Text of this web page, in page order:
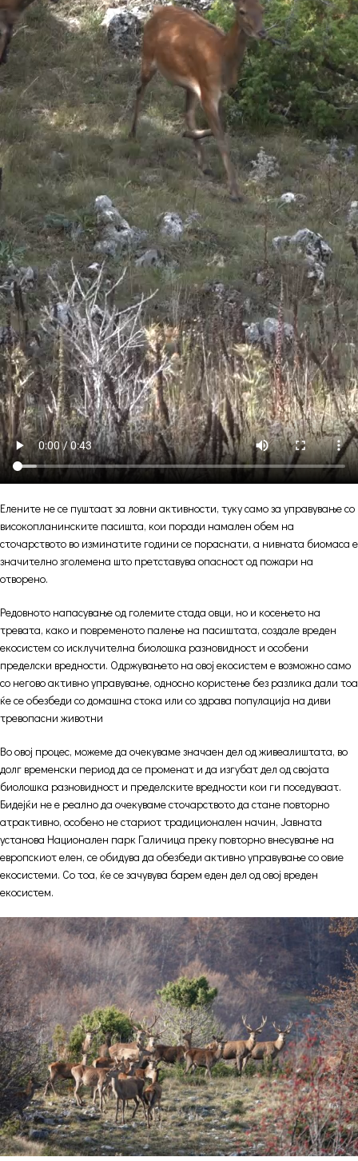
Елените не се пуштаат за ловни активности, туку само за управување со
високопланинските пасишта, кои поради намален обем на
сточарството во изминатите години се пораснати, а нивната биомаса е
значително зголемена што претставува опасност од пожари на
отворено.
Редовното напасување од големите стада овци, но и косењето на
тревата, како и повременото палење на пасиштата, создале вреден
екосистем со исклучителна биолошка разновидност и особени
пределски вредности. Одржувањето на овој екосистем е возможно само
со негово активно управување, односно користење без разлика дали тоа
ќе се обезбеди со домашна стока или со здрава популација на диви
тревопасни животни
Во овој процес, можеме да очекуваме значаен дел од живеалиштата, во
долг временски период да се променат и да изгубат дел од својата
биолошка разновидност и пределските вредности кои ги поседуваат.
Бидејќи не е реално да очекуваме сточарството да стане повторно
атрактивно, особено не стариот традиционален начин, Јавната
установа Национален парк Галичица преку повторно внесување на
европскиот елен, се обидува да обезбеди активно управување со овие
екосистеми. Со тоа, ќе се зачувува барем еден дел од овој вреден
екосистем.